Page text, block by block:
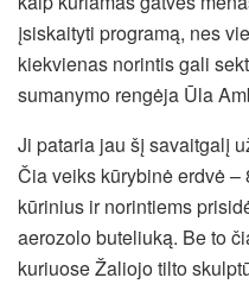
įsiskaityti programą, nes
kiekvienas norintis gali
sumanymo rengėja Ūla
Ji pataria jau šį savaitgalį
Čia veiks kūrybinė erdvė
kūrinius ir norintiems
aerozolo buteliuką. Be to
kuriuose Žaliojo tilto